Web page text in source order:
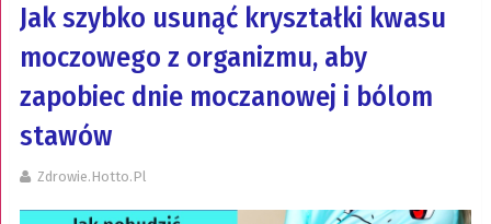
Jak szybko usunąć kryształki kwasu
moczowego z organizmu, aby
zapobiec dnie moczanowej i bólom
stawów
Zdrowie.hotto.pl